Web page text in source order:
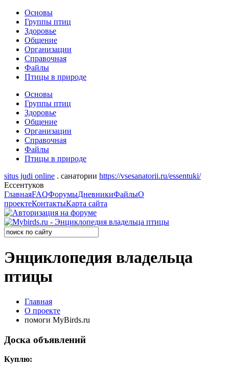
Основы
Группы птиц
Здоровье
Общение
Организации
Справочная
Файлы
Птицы в природе
Основы
Группы птиц
Здоровье
Общение
Организации
Справочная
Файлы
Птицы в природе
situs judi online . санатории https://vsesanatorii.ru/essentuki/
Ессентуков
ГлавнаяFAQФорумыДневникиФайлыО
проектеКонтактыКарта сайта
Энциклопедия владельца
птицы
Главная
О проекте
помоги MyBirds.ru
Доска объявлений
Куплю: